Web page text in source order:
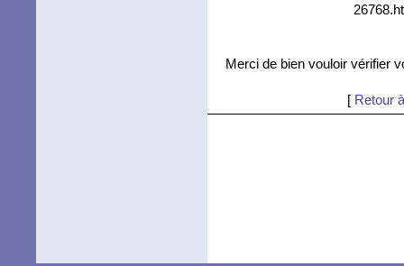
Merci de bien vouloir vérifier
[ Retour